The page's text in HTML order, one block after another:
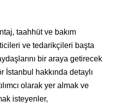
taahhüt ve bakım
ve tedarikçileri başta
bir araya getirecek
İstanbul hakkında detaylı
olarak yer almak ve
isteyenler,